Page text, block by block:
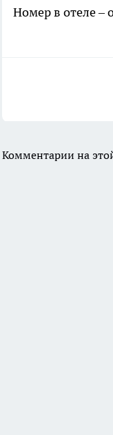
Номер в отеле –
Комментарии на